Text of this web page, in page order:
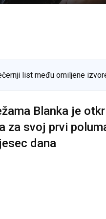
list među omiljene
Blanka je
za svoj prvi
dana